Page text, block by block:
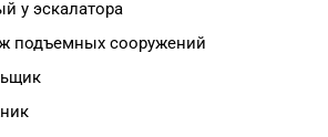
у эскалатора
сооружений